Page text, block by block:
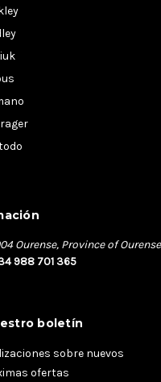
Ourense, Province of Ourense
988 701 365
boletín
sobre nuevos
ofertas